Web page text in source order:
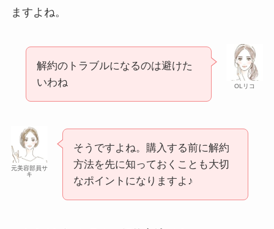
ますよね。
OLリコ
解約のトラブルになるのは避けた
いわね
元美容部員サ
キ
そうですよね。購入する前に解約
方法を先に知っておくことも大切
なポイントになりますよ♪